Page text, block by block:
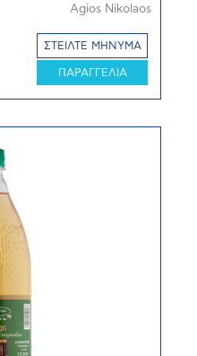
Agios Nikolaos
ΣΤΕΙΛΤΕ ΜΗΝΥΜΑ
ΠΑΡΑΓΓΕΛΙΑ